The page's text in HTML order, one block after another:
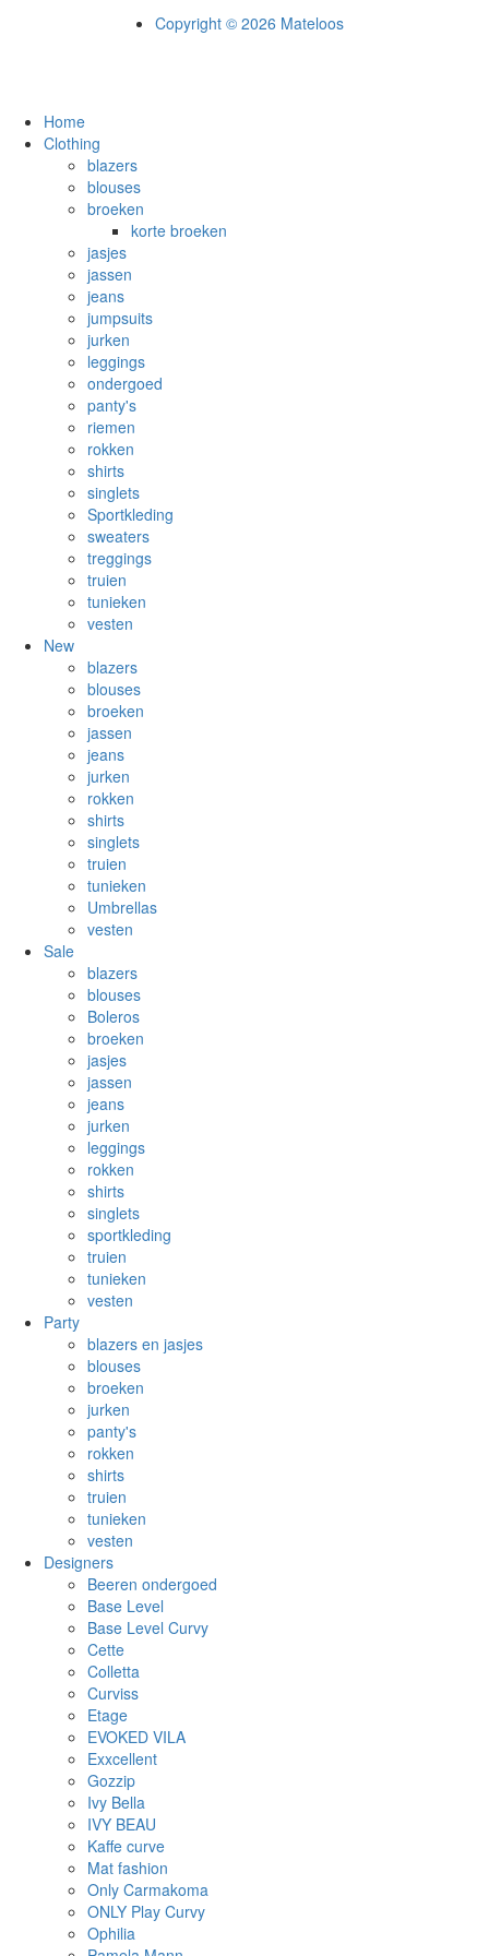
Copyright © 2026 Mateloos
Home
Clothing
blazers
blouses
broeken
korte broeken
jasjes
jassen
jeans
jumpsuits
jurken
leggings
ondergoed
panty's
riemen
rokken
shirts
singlets
Sportkleding
sweaters
treggings
truien
tunieken
vesten
New
blazers
blouses
broeken
jassen
jeans
jurken
rokken
shirts
singlets
truien
tunieken
Umbrellas
vesten
Sale
blazers
blouses
Boleros
broeken
jasjes
jassen
jeans
jurken
leggings
rokken
shirts
singlets
sportkleding
truien
tunieken
vesten
Party
blazers en jasjes
blouses
broeken
jurken
panty's
rokken
shirts
truien
tunieken
vesten
Designers
Beeren ondergoed
Base Level
Base Level Curvy
Cette
Colletta
Curviss
Etage
EVOKED VILA
Exxcellent
Gozzip
Ivy Bella
IVY BEAU
Kaffe curve
Mat fashion
Only Carmakoma
ONLY Play Curvy
Ophilia